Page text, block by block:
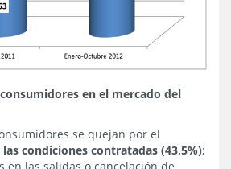
en el mercado del
se quejan por el
condiciones contratadas (43,5%);
en las salidas o cancelación de